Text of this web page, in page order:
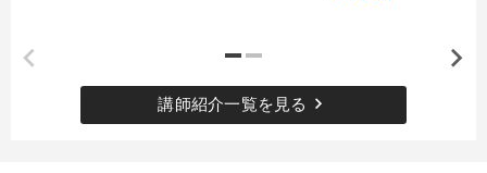
感動講話 M&A モチベーション 新技術
講師紹介一覧を見る keyboard_arrow_right